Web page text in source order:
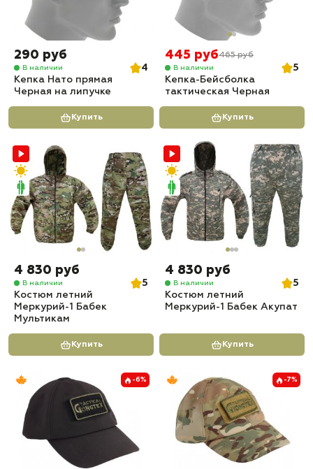
290 руб
В наличии
4
Кепка Нато прямая
Черная на липучке
Купить
445 руб465 руб
В наличии
5
Кепка-Бейсболка
тактическая Черная
Купить
4 830 руб
В наличии
5
Костюм летний
Меркурий-1 Бабек
Мультикам
Купить
4 830 руб
В наличии
5
Костюм летний
Меркурий-1 Бабек Акупат
Купить
-6% -7%